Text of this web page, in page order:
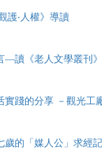
護‧人權》導讀
—讀《老人文學叢刊
實踐的分享 －觀光工
歲的「媒人公」求經記